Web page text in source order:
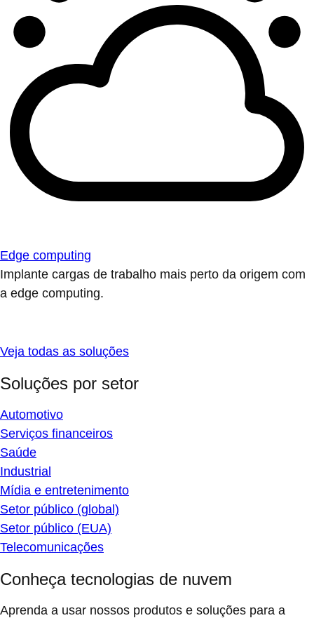
Edge computing
Implante cargas de trabalho mais perto da origem com
a edge computing.
Veja todas as soluções
Soluções por setor
Automotivo
Serviços financeiros
Saúde
Industrial
Mídia e entretenimento
Setor público (global)
Setor público (EUA)
Telecomunicações
Conheça tecnologias de nuvem
Aprenda a usar nossos produtos e soluções para a